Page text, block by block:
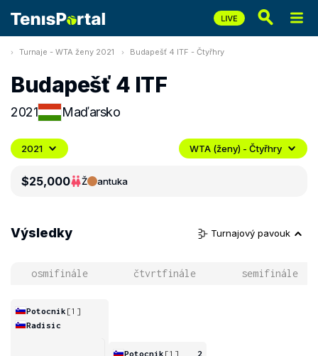
Turnaje - WTA ženy 2021 Budapešť 4 ITF - Čtyřhry
Budapešť 4 ITF
2021 Maďarsko
2021 WTA (ženy) - Čtyřhry
$25,000 Ž antuka
Výsledky Turnajový pavouk
osmifinále čtvrtfinále semifinále
Potocnik [1]
Radisic
Potocnik [1]
2